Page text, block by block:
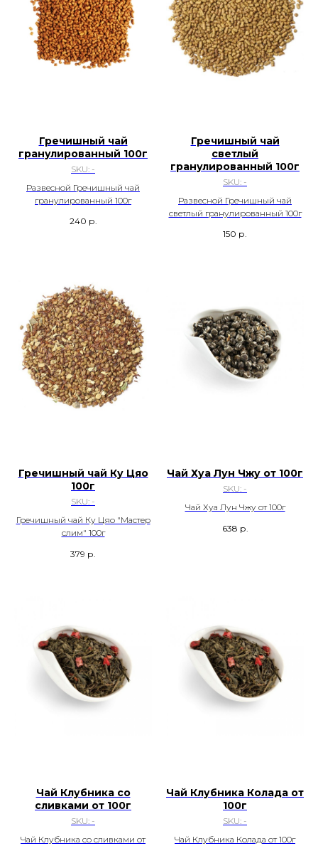
Гречишный чай
гранулированный 100г
SKU: -
Развесной Гречишный чай
гранулированный 100г
240 р.
Гречишный чай
светлый
гранулированный 100г
SKU: -
Развесной Гречишный чай
светлый гранулированный 100г
150 р.
Гречишный чай Ку Цяо
100г
SKU: -
Гречишный чай Ку Цяо "Мастер
слим" 100г
379 р.
Чай Хуа Лун Чжу от 100г
SKU: -
Чай Хуа Лун Чжу от 100г
638 р.
Чай Клубника со
сливками от 100г
SKU: -
Чай Клубника со сливками от
Чай Клубника Колада от
100г
SKU: -
Чай Клубника Колада от 100г